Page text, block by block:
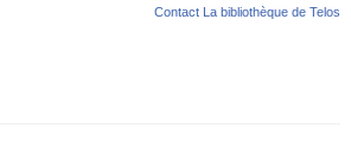
Contact La bibliothèque de Telos